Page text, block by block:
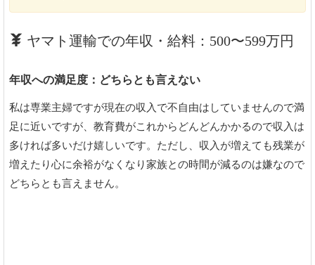
ヤマト運輸での年収・給料：500〜599万円
年収への満足度：どちらとも言えない
私は専業主婦ですが現在の収入で不自由はしていませんので満
足に近いですが、教育費がこれからどんどんかかるので収入は
多ければ多いだけ嬉しいです。ただし、収入が増えても残業が
増えたり心に余裕がなくなり家族との時間が減るのは嫌なので
どちらとも言えません。